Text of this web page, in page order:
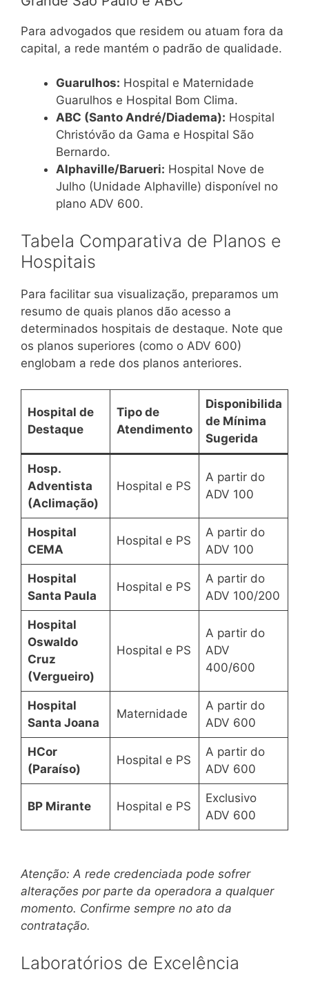
Para advogados que residem ou atuam fora da
capital, a rede mantém o padrão de qualidade.
Guarulhos: Hospital e Maternidade
Guarulhos e Hospital Bom Clima.
ABC (Santo André/Diadema): Hospital
Christóvão da Gama e Hospital São
Bernardo.
Alphaville/Barueri: Hospital Nove de
Julho (Unidade Alphaville) disponível no
plano ADV 600.
Tabela Comparativa de Planos e
Hospitais
Para facilitar sua visualização, preparamos um
resumo de quais planos dão acesso a
determinados hospitais de destaque. Note que
os planos superiores (como o ADV 600)
englobam a rede dos planos anteriores.
Hospital de
Destaque
Tipo de
Atendimento
Disponibilida
de Mínima
Sugerida
Hosp.
Adventista
(Aclimação)
Hospital e PS
A partir do
ADV 100
Hospital
CEMA
Hospital e PS
A partir do
ADV 100
Hospital
Santa Paula
Hospital e PS
A partir do
ADV 100/200
Hospital
Oswaldo
Cruz
(Vergueiro)
Hospital e PS
A partir do
ADV
400/600
Hospital
Santa Joana
Maternidade
A partir do
ADV 600
HCor
(Paraíso)
Hospital e PS
A partir do
ADV 600
BP Mirante Hospital e PS
Exclusivo
ADV 600
Atenção: A rede credenciada pode sofrer
alterações por parte da operadora a qualquer
momento. Confirme sempre no ato da
contratação.
Laboratórios de Excelência